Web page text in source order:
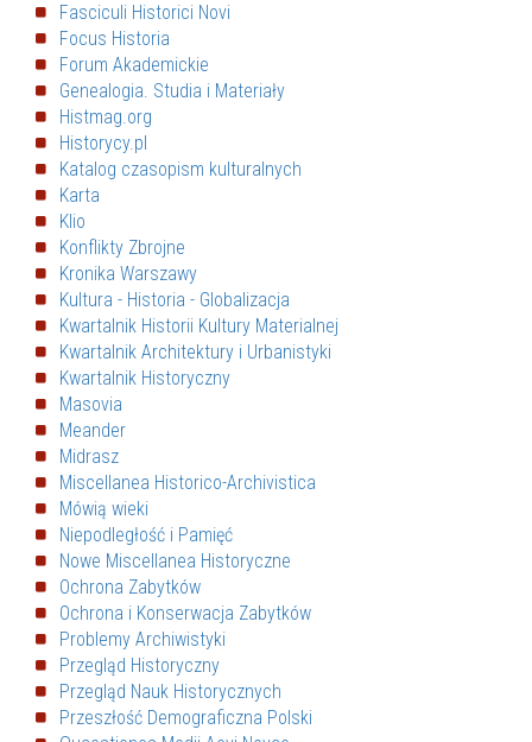
Fasciculi Historici Novi
Focus Historia
Forum Akademickie
Genealogia. Studia i Materiały
Histmag.org
Historycy.pl
Katalog czasopism kulturalnych
Karta
Klio
Konflikty Zbrojne
Kronika Warszawy
Kultura - Historia - Globalizacja
Kwartalnik Historii Kultury Materialnej
Kwartalnik Architektury i Urbanistyki
Kwartalnik Historyczny
Masovia
Meander
Midrasz
Miscellanea Historico-Archivistica
Mówią wieki
Niepodległość i Pamięć
Nowe Miscellanea Historyczne
Ochrona Zabytków
Ochrona i Konserwacja Zabytków
Problemy Archiwistyki
Przegląd Historyczny
Przegląd Nauk Historycznych
Przeszłość Demograficzna Polski